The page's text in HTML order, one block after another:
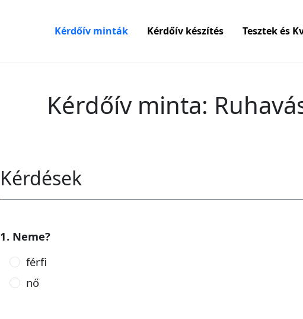
Kérdőív minták Kérdőív készítés Tesztek és
Kérdőív minta:
Kérdések
1. Neme?
férfi
nő